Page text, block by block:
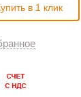
в 1 клик